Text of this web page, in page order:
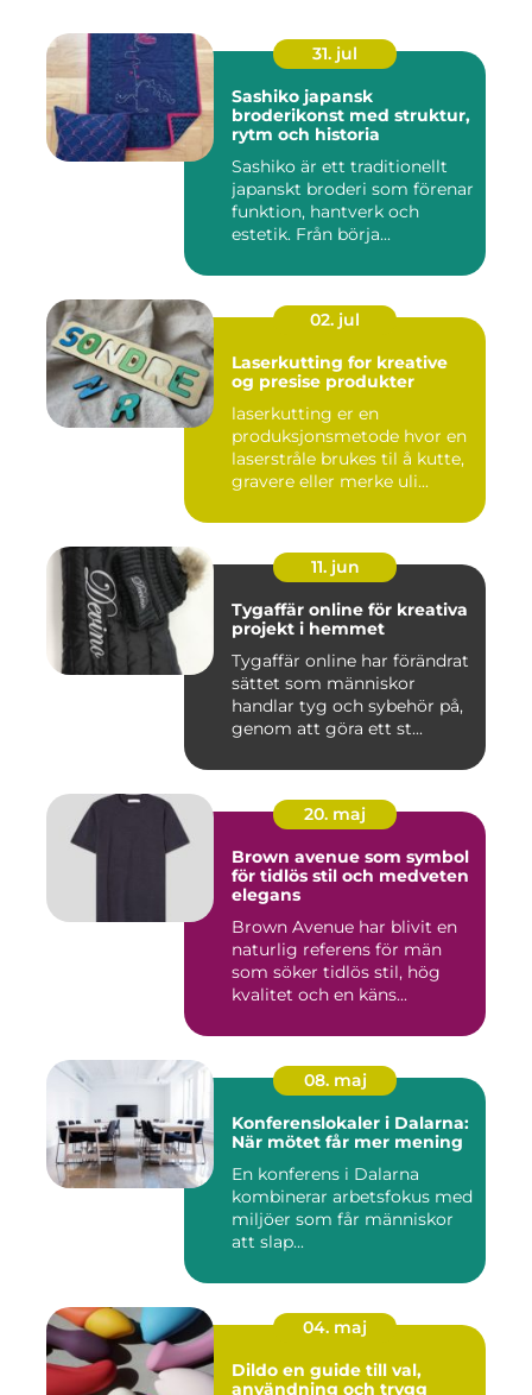
31. jul
Sashiko japansk
broderikonst med struktur,
rytm och historia
Sashiko är ett traditionellt
japanskt broderi som förenar
funktion, hantverk och
estetik. Från börja...
02. jul
Laserkutting for kreative
og presise produkter
laserkutting er en
produksjonsmetode hvor en
laserstråle brukes til å kutte,
gravere eller merke uli...
11. jun
Tygaffär online för kreativa
projekt i hemmet
Tygaffär online har förändrat
sättet som människor
handlar tyg och sybehör på,
genom att göra ett st...
20. maj
Brown avenue som symbol
för tidlös stil och medveten
elegans
Brown Avenue har blivit en
naturlig referens för män
som söker tidlös stil, hög
kvalitet och en käns...
08. maj
Konferenslokaler i Dalarna:
När mötet får mer mening
En konferens i Dalarna
kombinerar arbetsfokus med
miljöer som får människor
att slap...
04. maj
Dildo en guide till val,
användning och trygg